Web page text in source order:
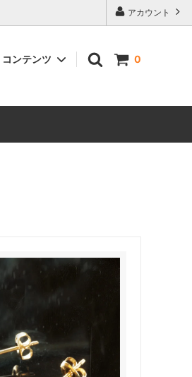
アカウント
0
別インテリア
コンテンツ